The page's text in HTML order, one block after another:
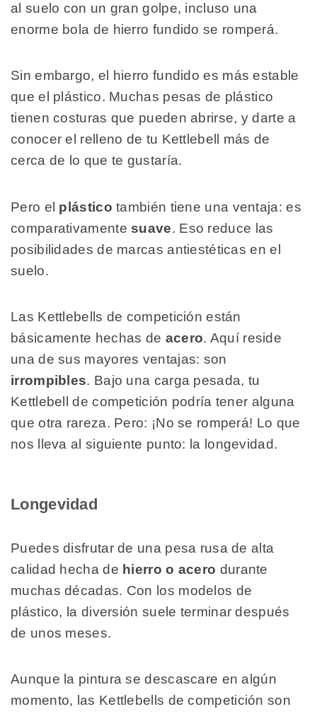
al suelo con un gran golpe, incluso una
enorme bola de hierro fundido se romperá.
Sin embargo, el hierro fundido es más estable
que el plástico. Muchas pesas de plástico
tienen costuras que pueden abrirse, y darte a
conocer el relleno de tu Kettlebell más de
cerca de lo que te gustaría.
Pero el plástico también tiene una ventaja: es
comparativamente suave. Eso reduce las
posibilidades de marcas antiestéticas en el
suelo.
Las Kettlebells de competición están
básicamente hechas de acero. Aquí reside
una de sus mayores ventajas: son
irrompibles. Bajo una carga pesada, tu
Kettlebell de competición podría tener alguna
que otra rareza. Pero: ¡No se romperá! Lo que
nos lleva al siguiente punto: la longevidad.
Longevidad
Puedes disfrutar de una pesa rusa de alta
calidad hecha de hierro o acero durante
muchas décadas. Con los modelos de
plástico, la diversión suele terminar después
de unos meses.
Aunque la pintura se descascare en algún
momento, las Kettlebells de competición son